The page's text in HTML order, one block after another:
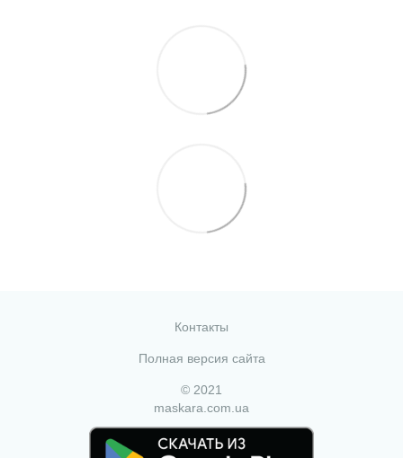
Контакты
Полная версия сайта
© 2021
maskara.com.ua